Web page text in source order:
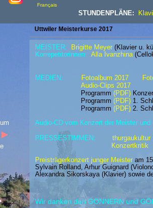
STUNDENPLÄNE:
Français
Uttwiler Meisterkurse 2017
MEDIEN: Fotoalbum 2017
Audio-Clips 2017
Programm (PDF)
Programm (PDF) 1.
Programm (PDF) 2.
Audio-CD vom Konzert der Meister
PRESSESTIMMEN:
thurgaukultur
Konzertkritik
MEISTER: Brigitte Meyer (Klavier u.
Korrepetitorinnen: Alla Ivanzhina
Preisträgerkonzert junger Meister am
Sylvain Rolland, Arhur Guignard
Alexandra Sikorskaya (Klavier) sowie
Wir danken den GÖNNERN und